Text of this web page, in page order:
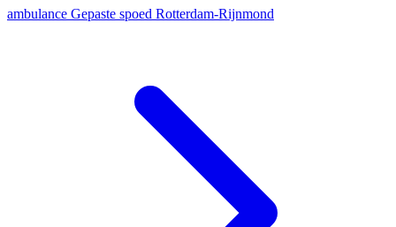
ambulance Gepaste spoed Rotterdam-Rijnmond